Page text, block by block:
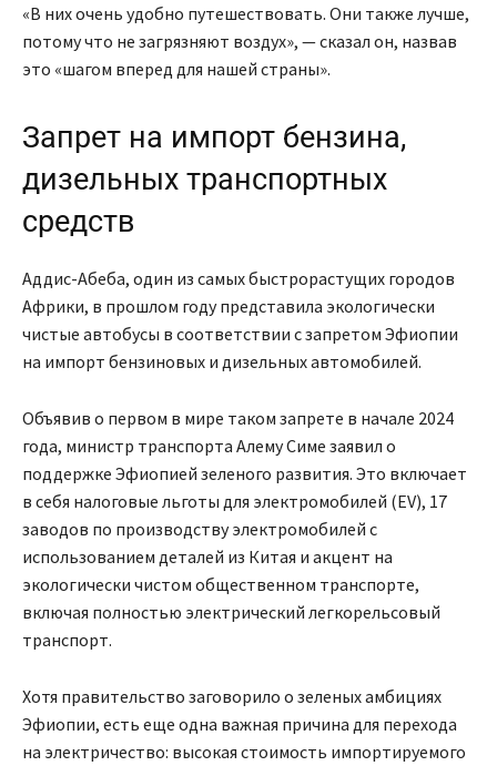
«В них очень удобно путешествовать. Они также лучше,
потому что не загрязняют воздух», — сказал он, назвав
это «шагом вперед для нашей страны».
Запрет на импорт бензина,
дизельных транспортных
средств
Аддис-Абеба, один из самых быстрорастущих городов
Африки, в прошлом году представила экологически
чистые автобусы в соответствии с запретом Эфиопии
на импорт бензиновых и дизельных автомобилей.
Объявив о первом в мире таком запрете в начале 2024
года, министр транспорта Алему Симе заявил о
поддержке Эфиопией зеленого развития. Это включает
в себя налоговые льготы для электромобилей (EV), 17
заводов по производству электромобилей с
использованием деталей из Китая и акцент на
экологически чистом общественном транспорте,
включая полностью электрический легкорельсовый
транспорт.
Хотя правительство заговорило о зеленых амбициях
Эфиопии, есть еще одна важная причина для перехода
на электричество: высокая стоимость импортируемого